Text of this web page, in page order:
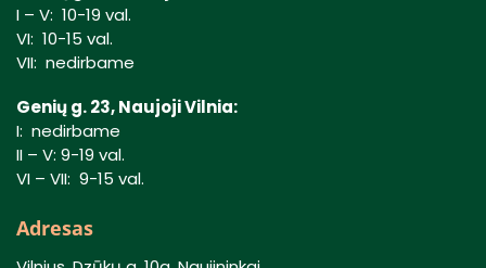
I – V: 10-19 val.
VI: 10-15 val.
VII: nedirbame
Genių g. 23, Naujoji Vilnia:
I: nedirbame
II – V: 9-19 val.
VI – VII: 9-15 val.
Adresas